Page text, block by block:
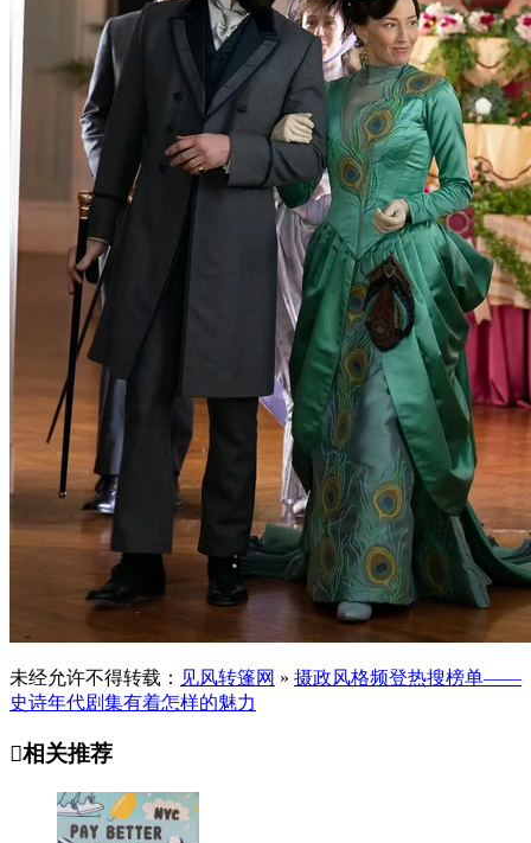
未经允许不得转载： 见风转篷网 » 摄政风格频登热搜榜单——
史诗年代剧集有着怎样的魅力
相关推荐